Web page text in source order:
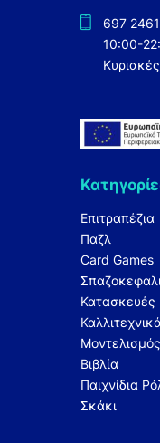
697
10:00-
Επιτραπέζια
Παζλ
Card Games
Κατασκευές
Μοντελισμός
Βιβλία
Παιχνίδια
Σκάκι